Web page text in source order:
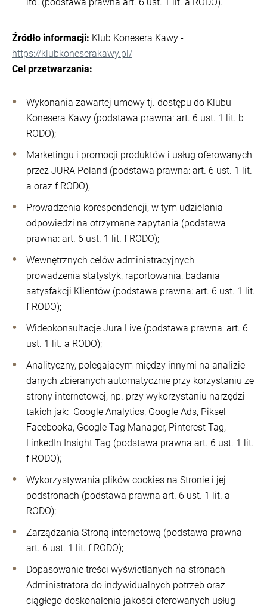
Źródło informacji: Klub Konesera Kawy -
https://klubkoneserakawy.pl/
Cel przetwarzania:
Wykonania zawartej umowy tj. dostępu do Klubu
Konesera Kawy (podstawa prawna: art. 6 ust. 1 lit. b
RODO);
Marketingu i promocji produktów i usług oferowanych
przez JURA Poland (podstawa prawna: art. 6 ust. 1 lit.
a oraz f RODO);
Prowadzenia korespondencji, w tym udzielania
odpowiedzi na otrzymane zapytania (podstawa
prawna: art. 6 ust. 1 lit. f RODO);
Wewnętrznych celów administracyjnych –
prowadzenia statystyk, raportowania, badania
satysfakcji Klientów (podstawa prawna: art. 6 ust. 1 lit.
f RODO);
Wideokonsultacje Jura Live (podstawa prawna: art. 6
ust. 1 lit. a RODO);
Analityczny, polegającym między innymi na analizie
danych zbieranych automatycznie przy korzystaniu ze
strony internetowej, np. przy wykorzystaniu narzędzi
takich jak: Google Analytics, Google Ads, Piksel
Facebooka, Google Tag Manager, Pinterest Tag,
LinkedIn Insight Tag (podstawa prawna art. 6 ust. 1 lit.
f RODO);
Wykorzystywania plików cookies na Stronie i jej
podstronach (podstawa prawna art. 6 ust. 1 lit. a
RODO);
Zarządzania Stroną internetową (podstawa prawna
art. 6 ust. 1 lit. f RODO);
Dopasowanie treści wyświetlanych na stronach
Administratora do indywidualnych potrzeb oraz
ciągłego doskonalenia jakości oferowanych usług